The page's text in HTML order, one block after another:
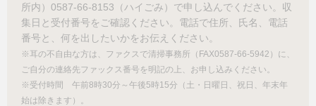
所内）0587-66-8153（ハイごみ）で申し込んでください。収
集日と受付番号をご確認ください。電話で住所、氏名、電話
番号と、何を出したいかをお伝えください。
※耳の不自由な方は、ファクスで清掃事務所（FAX0587-66-5942）に、
ご自分の連絡先ファックス番号を明記の上、お申し込みください。
※受付時間 午前8時30分～午後5時15分（土・日曜日、祝日、年末年
始は除きます）。